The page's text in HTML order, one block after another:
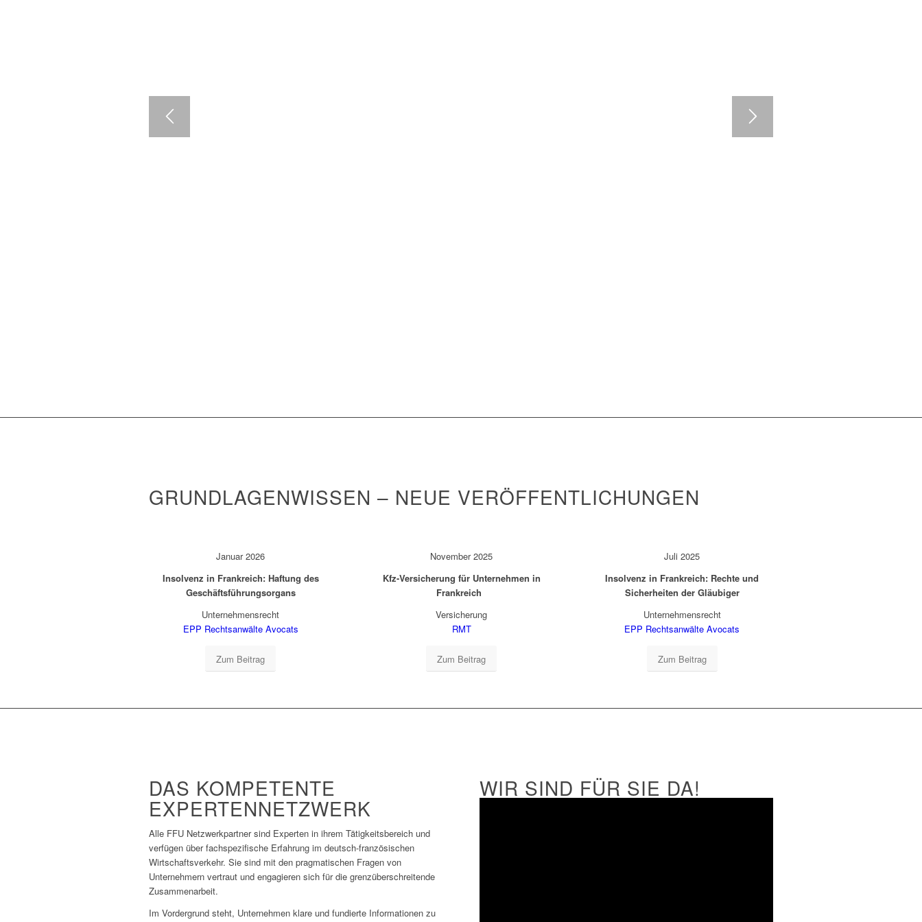
GRUNDLAGENWISSEN – NEUE VERÖFFENTLICHUNGEN
Januar 2026
Insolvenz in Frankreich: Haftung des
Geschäftsführungsorgans
Unternehmensrecht
EPP Rechtsanwälte Avocats
Zum Beitrag
November 2025
Kfz-Versicherung für Unternehmen in
Frankreich
Versicherung
RMT
Zum Beitrag
Juli 2025
Insolvenz in Frankreich: Rechte und
Sicherheiten der Gläubiger
Unternehmensrecht
EPP Rechtsanwälte Avocats
Zum Beitrag
DAS KOMPETENTE
EXPERTENNETZWERK
Alle FFU Netzwerkpartner sind Experten in ihrem Tätigkeitsbereich und
verfügen über fachspezifische Erfahrung im deutsch-französischen
Wirtschaftsverkehr. Sie sind mit den pragmatischen Fragen von
Unternehmern vertraut und engagieren sich für die grenzüberschreitende
Zusammenarbeit.
Im Vordergrund steht, Unternehmen klare und fundierte Informationen zu
WIR SIND FÜR SIE DA!